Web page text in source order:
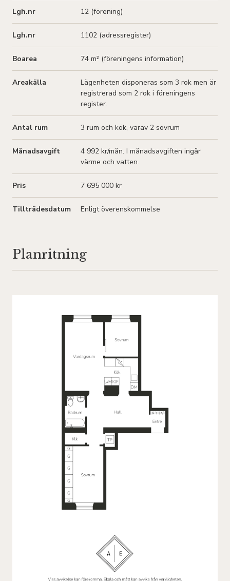
Lgh.nr 12 (förening)
Lgh.nr 1102 (adressregister)
Boarea 74 m² (föreningens information)
Areakälla
Lägenheten disponeras som 3 rok men är
registrerad som 2 rok i föreningens
register.
Antal rum 3rum och kök, varav 2 sovrum
Månadsavgift 4 992 kr/mån. I månadsavgiften ingår
värme och vatten.
Pris 7 695 000 kr
Tillträdesdatum Enligt överenskommelse
Planritning